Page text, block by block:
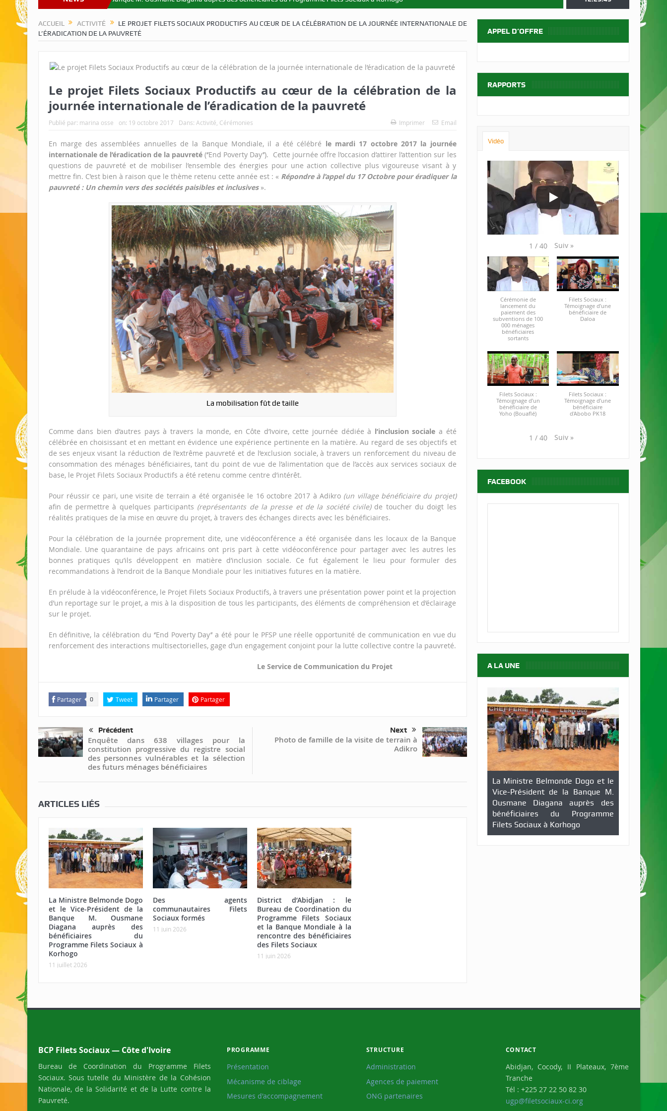
ACCUEIL ACTIVITÉ
LE PROJET FILETS SOCIAUX PRODUCTIFS AU CŒUR DE LA CÉLÉBRATION DE LA JOURNÉE INTERNATIONALE DE
L’ÉRADICATION DE LA PAUVRETÉ
Le projet Filets Sociaux Productifs au cœur de la célébration de la
journée internationale de l’éradication de la pauvreté
Publié par: marina osse on: 19 octobre 2017 Dans: Activité, Cérémonies Imprimer Email
En marge des assemblées annuelles de la Banque Mondiale, il a été célébré le mardi 17 octobre 2017 la journée
internationale de l’éradication de la pauvreté (‘’End Poverty Day’’). Cette journée offre l’occasion d’attirer l’attention sur les
questions de pauvreté et de mobiliser l’ensemble des énergies pour une action collective plus vigoureuse visant à y
mettre fin. C’est bien à raison que le thème retenu cette année est : « Répondre à l’appel du 17 Octobre pour éradiquer la
pauvreté : Un chemin vers des sociétés paisibles et inclusives ».
La mobilisation fût de taille
Comme dans bien d’autres pays à travers la monde, en Côte d’Ivoire, cette journée dédiée à l’inclusion sociale a été
célébrée en choisissant et en mettant en évidence une expérience pertinente en la matière. Au regard de ses objectifs et
de ses enjeux visant la réduction de l’extrême pauvreté et de l’exclusion sociale, à travers un renforcement du niveau de
consommation des ménages bénéficiaires, tant du point de vue de l’alimentation que de l’accès aux services sociaux de
base, le Projet Filets Sociaux Productifs a été retenu comme centre d’intérêt.
Pour réussir ce pari, une visite de terrain a été organisée le 16 octobre 2017 à Adikro (un village bénéficiaire du projet)
afin de permettre à quelques participants (représentants de la presse et de la société civile)de toucher du doigt les
réalités pratiques de la mise en œuvre du projet, à travers des échanges directs avec les bénéficiaires.
Pour la célébration de la journée proprement dite, une vidéoconférence a été organisée dans les locaux de la Banque
Mondiale. Une quarantaine de pays africains ont pris part à cette vidéoconférence pour partager avec les autres les
bonnes pratiques qu’ils développent en matière d’inclusion sociale. Ce fut également le lieu pour formuler des
recommandations à l’endroit de la Banque Mondiale pour les initiatives futures en la matière.
En prélude à la vidéoconférence, le Projet Filets Sociaux Productifs, à travers une présentation power point et la projection
d’un reportage sur le projet, a mis à la disposition de tous les participants, des éléments de compréhension et d’éclairage
sur le projet.
En définitive, la célébration du ‘’End Poverty Day’’ a été pour le PFSP une réelle opportunité de communication en vue du
renforcement des interactions multisectorielles, gage d’un engagement conjoint pour la lutte collective contre la pauvreté.
Le Service de Communication du Projet
Partager 0 Tweet Partager Partager
Précédent
Enquête dans 638 villages pour la
constitution progressive du registre social
des personnes vulnérables et la sélection
des futurs ménages bénéficiaires
Next
Photo de famille de la visite de terrain à
Adikro
ARTICLES LIÉS
La Ministre Belmonde Dogo
et le Vice-Président de la
Banque M. Ousmane
Diagana auprès des
bénéficiaires du
Programme Filets Sociaux à
Korhogo
11 juillet 2026
Des agents
communautaires Filets
Sociaux formés
11 juin 2026
District d’Abidjan : le
Bureau de Coordination du
Programme Filets Sociaux
et la Banque Mondiale à la
rencontre des bénéficiaires
des Filets Sociaux
11 juin 2026
APPEL D’OFFRE
RAPPORTS
Vidéo
1 / 40 Suiv »
Cérémonie de
lancement du
paiement des
subventions de 100
000 ménages
bénéficiaires
sortants
Filets Sociaux :
Témoignage d’une
bénéficiaire de
Daloa
Filets Sociaux :
Témoignage d’un
bénéficiaire de
Yoho (Bouaflé)
Filets Sociaux :
Témoignage d’une
bénéficiaire
d'Abobo PK18
1 / 40 Suiv »
FACEBOOK
A LA UNE
La Ministre Belmonde Dogo et le
Vice-Président de la Banque M.
Ousmane Diagana auprès des
bénéficiaires du Programme
Filets Sociaux à Korhogo
BCP Filets Sociaux — Côte d'Ivoire
Bureau de Coordination du Programme Filets
Sociaux. Sous tutelle du Ministère de la Cohésion
Nationale, de la Solidarité et de la Lutte contre la
Pauvreté.
PROGRAMME
Présentation
Mécanisme de ciblage
Mesures d'accompagnement
STRUCTURE
Administration
Agences de paiement
ONG partenaires
CONTACT
Abidjan, Cocody, II Plateaux, 7ème
Tranche
Tél : +225 27 22 50 82 30
ugp@filetsociaux-ci.org